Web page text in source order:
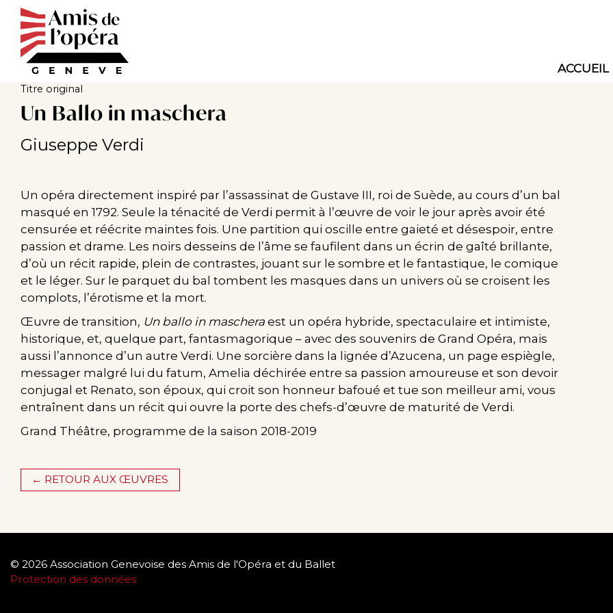
Aller
contenu
principal
Main
ACCUEIL
Titre original
Un Ballo in maschera
Giuseppe Verdi
Un opéra directement inspiré par l’assassinat de Gustave III, roi de Suède, au cours d’un bal
masqué en 1792. Seule la ténacité de Verdi permit à l’œuvre de voir le jour après avoir été
censurée et réécrite maintes fois. Une partition qui oscille entre gaieté et désespoir, entre
passion et drame. Les noirs desseins de l’âme se faufilent dans un écrin de gaîté brillante,
d’où un récit rapide, plein de contrastes, jouant sur le sombre et le fantastique, le comique
et le léger. Sur le parquet du bal tombent les masques dans un univers où se croisent les
complots, l’érotisme et la mort.
Œuvre de transition, Un ballo in maschera est un opéra hybride, spectaculaire et intimiste,
historique, et, quelque part, fantasmagorique – avec des souvenirs de Grand Opéra, mais
aussi l’annonce d’un autre Verdi. Une sorcière dans la lignée d’Azucena, un page espiègle,
messager malgré lui du fatum, Amelia déchirée entre sa passion amoureuse et son devoir
conjugal et Renato, son époux, qui croit son honneur bafoué et tue son meilleur ami, vous
entraînent dans un récit qui ouvre la porte des chefs-d’œuvre de maturité de Verdi.
Grand Théâtre, programme de la saison 2018-2019
← RETOUR AUX ŒUVRES
© 2026 Association Genevoise des Amis de l'Opéra et du Ballet
Protection des données